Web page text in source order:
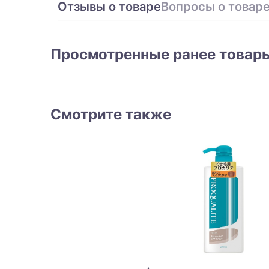
Отзывы о товареВопросы о
Просмотренные ранее
Смотрите также